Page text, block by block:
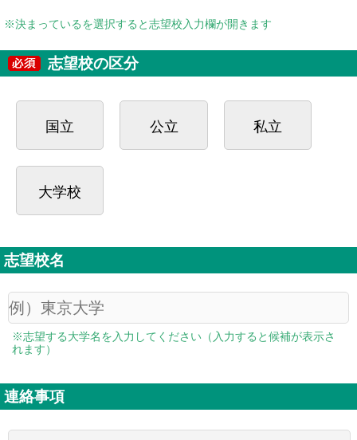
※決まっているを選択すると志望校入力欄が開きます
志望校の区分
国立 公立 私立
大学校
志望校名
※志望する大学名を入力してください（入力すると候補が表示さ
れます）
連絡事項